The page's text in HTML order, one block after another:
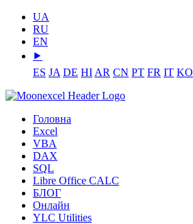
UA
RU
EN
⯈
ES JA DE HI AR CN PT FR IT KO
Головна
Excel
VBA
DAX
SQL
Libre Office CALC
БЛОГ
Онлайн
YLC Utilities